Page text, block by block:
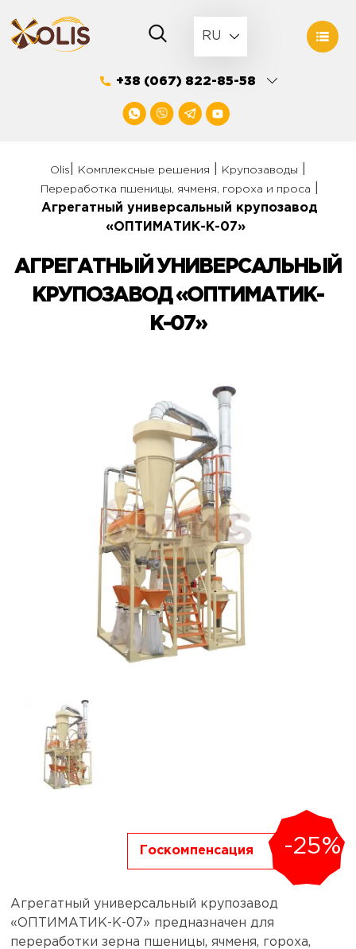
to
content
RU
+38 (067) 822-85-58
Olis Комплексные решения Крупозаводы
Переработка пшеницы, ячменя, гороха и проса
Агрегатный универсальный крупозавод
«ОПТИМАТИК-К-07»
АГРЕГАТНЫЙ УНИВЕРСАЛЬНЫЙ
КРУПОЗАВОД «ОПТИМАТИК-
К-07»
Госкомпенсация -25%
Агрегатный универсальный крупозавод
«ОПТИМАТИК-К-07» предназначен для
переработки зерна пшеницы, ячменя, гороха,